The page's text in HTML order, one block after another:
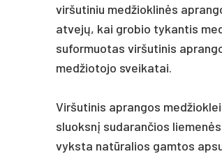
viršutiniu medžioklinės
atvejų, kai grobio tykantis
suformuotas viršutinis
medžiotojo sveikatai.
Viršutinis aprangos
sluoksnį sudarančios
vyksta natūralios gamtos